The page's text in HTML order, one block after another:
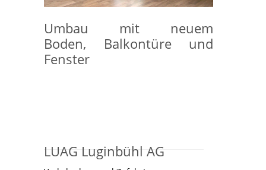
Umbau mit neuem
Boden, Balkontüre und
Fenster
LUAG Luginbühl AG